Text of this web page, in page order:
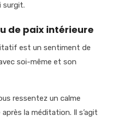
surgit.
de paix intérieure
est un sentiment de
soi-même et son
ressentez un calme
la méditation. Il s’agit